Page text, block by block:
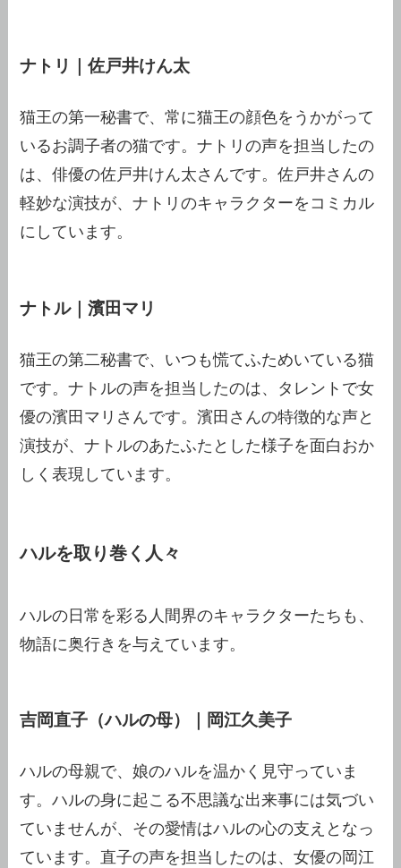
ナトリ｜佐戸井けん太
猫王の第一秘書で、常に猫王の顔色をうかがって
いるお調子者の猫です。ナトリの声を担当したの
は、俳優の佐戸井けん太さんです。佐戸井さんの
軽妙な演技が、ナトリのキャラクターをコミカル
にしています。
ナトル｜濱田マリ
猫王の第二秘書で、いつも慌てふためいている猫
です。ナトルの声を担当したのは、タレントで女
優の濱田マリさんです。濱田さんの特徴的な声と
演技が、ナトルのあたふたとした様子を面白おか
しく表現しています。
ハルを取り巻く人々
ハルの日常を彩る人間界のキャラクターたちも、
物語に奥行きを与えています。
吉岡直子（ハルの母）｜岡江久美子
ハルの母親で、娘のハルを温かく見守っていま
す。ハルの身に起こる不思議な出来事には気づい
ていませんが、その愛情はハルの心の支えとなっ
ています。直子の声を担当したのは、女優の岡江